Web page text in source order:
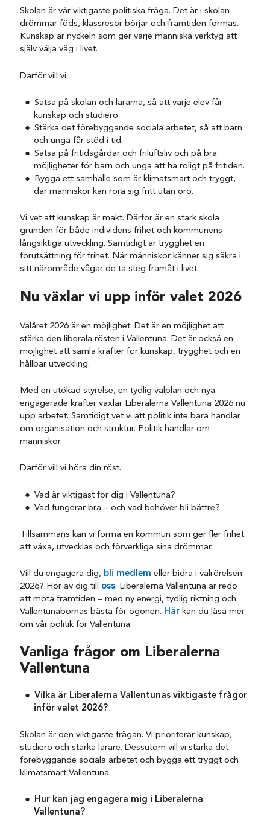
Skolan är vår viktigaste politiska fråga. Det är i skolan
drömmar föds, klassresor börjar och framtiden formas.
Kunskap är nyckeln som ger varje människa verktyg att
själv välja väg i livet.
Därför vill vi:
Satsa på skolan och lärarna, så att varje elev får
kunskap och studiero.
Stärka det förebyggande sociala arbetet, så att barn
och unga får stöd i tid.
Satsa på fritidsgårdar och friluftsliv och på bra
möjligheter för barn och unga att ha roligt på fritiden.
Bygga ett samhälle som är klimatsmart och tryggt,
där människor kan röra sig fritt utan oro.
Vi vet att kunskap är makt. Därför är en stark skola
grunden för både individens frihet och kommunens
långsiktiga utveckling. Samtidigt är trygghet en
förutsättning för frihet. När människor känner sig säkra i
sitt närområde vågar de ta steg framåt i livet.
Nu växlar vi upp inför valet 2026
Valåret 2026 är en möjlighet. Det är en möjlighet att
stärka den liberala rösten i Vallentuna. Det är också en
möjlighet att samla krafter för kunskap, trygghet och en
hållbar utveckling.
Med en utökad styrelse, en tydlig valplan och nya
engagerade krafter växlar Liberalerna Vallentuna 2026 nu
upp arbetet. Samtidigt vet vi att politik inte bara handlar
om organisation och struktur. Politik handlar om
människor.
Därför vill vi höra din röst.
Vad är viktigast för dig i Vallentuna?
Vad fungerar bra – och vad behöver bli bättre?
Tillsammans kan vi forma en kommun som ger fler frihet
att växa, utvecklas och förverkliga sina drömmar.
Vill du engagera dig, bli medlem eller bidra i valrörelsen
2026? Hör av dig till oss. Liberalerna Vallentuna är redo
att möta framtiden – med ny energi, tydlig riktning och
Vallentunabornas bästa för ögonen. Här kan du läsa mer
om vår politik för Vallentuna.
Vanliga frågor om Liberalerna
Vallentuna
Vilka är Liberalerna Vallentunas viktigaste frågor
inför valet 2026?
Skolan är den viktigaste frågan. Vi prioriterar kunskap,
studiero och starka lärare. Dessutom vill vi stärka det
förebyggande sociala arbetet och bygga ett tryggt och
klimatsmart Vallentuna.
Hur kan jag engagera mig i Liberalerna
Vallentuna?